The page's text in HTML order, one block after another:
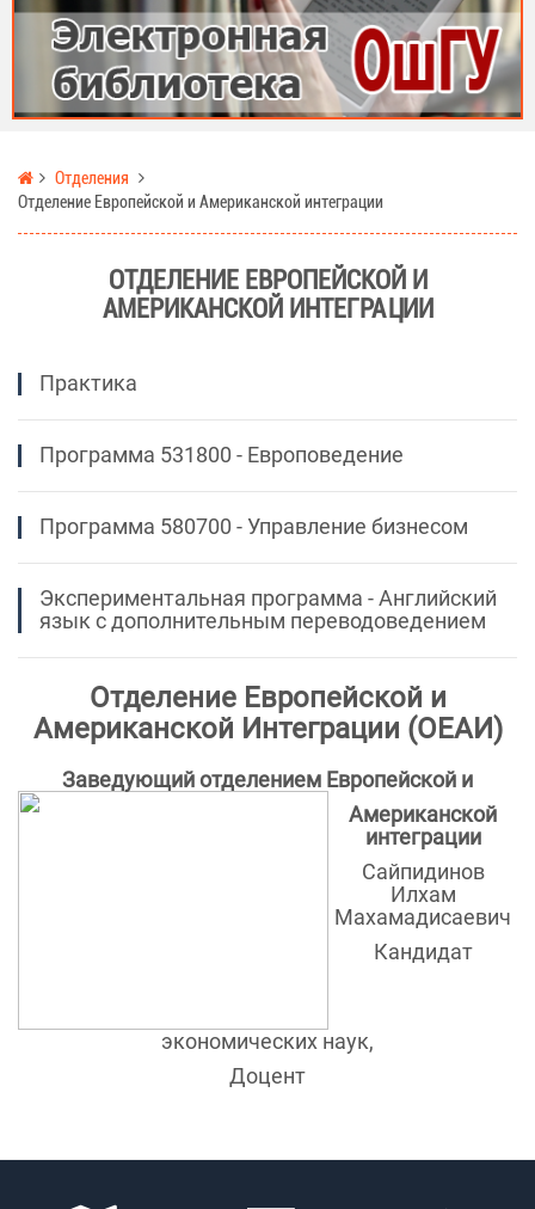
Отделения
Отделение Европейской и Американской интеграции
ОТДЕЛЕНИЕ ЕВРОПЕЙСКОЙ И
АМЕРИКАНСКОЙ ИНТЕГРАЦИИ
Практика
Программа 531800 - Европоведение
Программа 580700 - Управление бизнесом
Экспериментальная программа - Английский
язык с дополнительным переводоведением
Отделение Европейской и
Американской Интеграции (ОЕАИ)
Заведующий отделением Европейской и
Американской
интеграции
Сайпидинов
Илхам
Махамадисаевич
Кандидат
экономических наук,
Доцент